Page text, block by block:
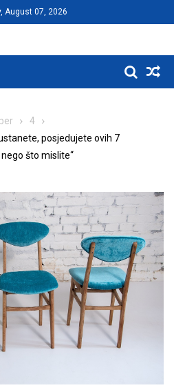
August 07, 2026
4
posjedujete ovih 7
što mislite“